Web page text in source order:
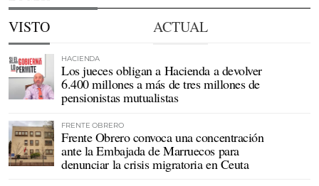
VISTO ACTUAL
HACIENDA
Los jueces obligan a Hacienda a devolver
6.400 millones a más de tres millones de
pensionistas mutualistas
FRENTE OBRERO
Frente Obrero convoca una concentración
ante la Embajada de Marruecos para
denunciar la crisis migratoria en Ceuta